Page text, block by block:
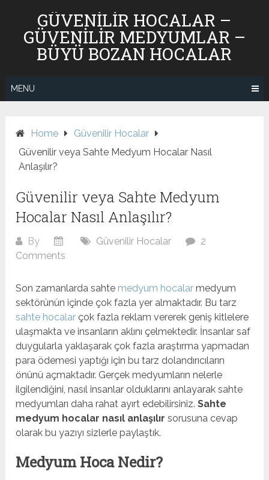
content
GÜVENILIR HOCALAR –
GÜVENILIR MEDYUMLAR –
BÜYÜ BOZAN HOCALAR
MENU
Home
Güvenilir Hocalar
Güvenilir veya Sahte Medyum Hocalar Nasıl
Anlaşılır?
Güvenilir veya Sahte Medyum
Hocalar Nasıl Anlaşılır?
By Güvenilir Hocalar
2
Comments
Son zamanlarda sahte medyum hocalar medyum
sektörünün içinde çok fazla yer almaktadır. Bu tarz
sahte hocalar çok fazla reklam vererek geniş kitlelere
ulaşmakta ve insanların aklını çelmektedir. İnsanlar saf
duygularla yaklaşarak çok fazla araştırma yapmadan
para ödemesi yaptığı için bu tarz dolandırıcıların
önünü açmaktadır. Gerçek medyumların nelerle
ilgilendiğini, nasıl insanlar olduklarını anlayarak sahte
medyumları daha rahat ayırt edebilirsiniz.Sahte
medyum hocalar nasıl anlaşılır sorusuna cevap
olarak bu yazıyı sizlerle paylaştık.
Medyum Hoca Nedir?